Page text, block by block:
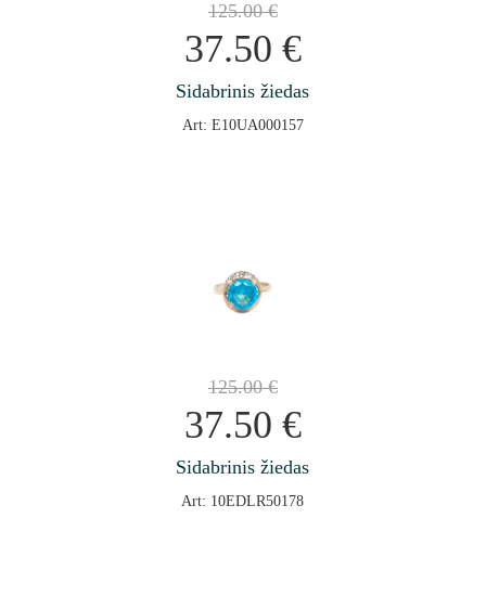
125.00€
37.50 €
Sidabrinis žiedas
Art: E10UA000157
125.00€
37.50 €
Sidabrinis žiedas
Art: 10EDLR50178